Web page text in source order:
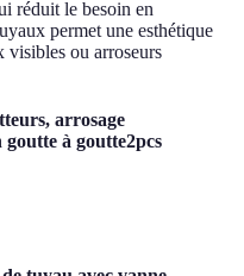
réduit le besoin en
permet une esthétique
visibles ou arroseurs
arrosage
à goutte2pcs